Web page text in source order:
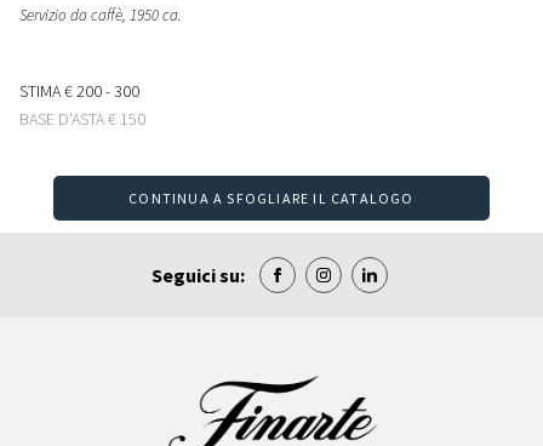
Servizio da caffè, 1950 ca.
STIMA€ 200 - 300
BASE D'ASTA€ 150
CONTINUA A SFOGLIARE IL CATALOGO
Seguici su: